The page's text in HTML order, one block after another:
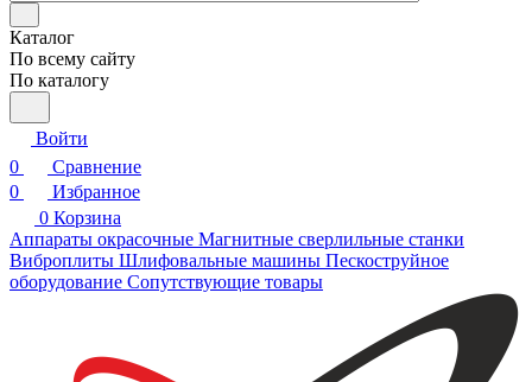
Каталог
По всему сайту
По каталогу
Войти
0
Сравнение
0
Избранное
0 Корзина
Аппараты окрасочные Магнитные сверлильные станки
Виброплиты Шлифовальные машины Пескоструйное
оборудование Сопутствующие товары